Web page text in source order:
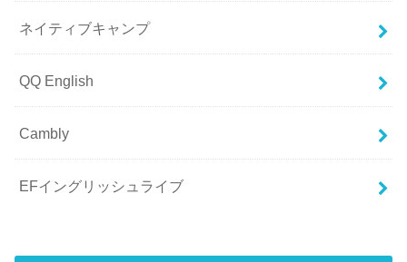
ネイティブキャンプ
QQ English
Cambly
EFイングリッシュライブ